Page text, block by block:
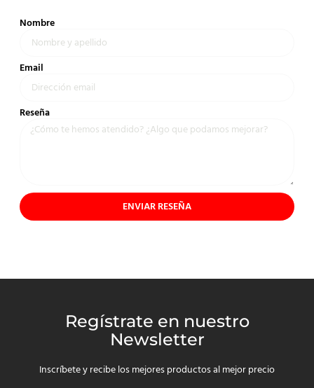
Nombre
Email
Reseña
ENVIAR RESEÑA
Regístrate en nuestro
Newsletter
Inscríbete y recibe los mejores productos al mejor precio